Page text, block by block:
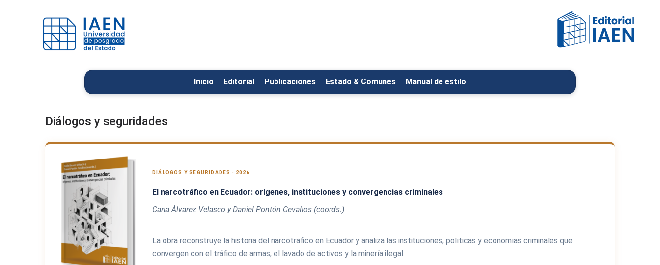
Inicio Editorial Publicaciones Estado & Comunes Manual de estilo
Diálogos y seguridades
DIÁLOGOS Y SEGURIDADES · 2026
El narcotráfico en Ecuador: orígenes, instituciones y convergencias criminales
Carla Álvarez Velasco y Daniel Pontón Cevallos (coords.)
La obra reconstruye la historia del narcotráfico en Ecuador y analiza las instituciones, políticas y economías criminales que
convergen con el tráfico de armas, el lavado de activos y la minería ilegal.